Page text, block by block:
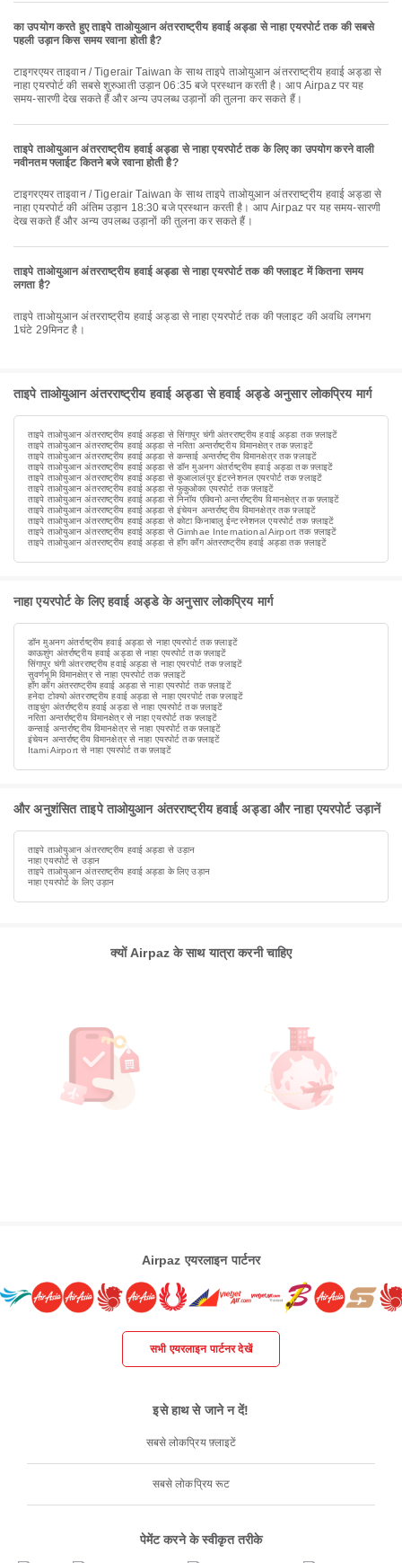
का उपयोग करते हुए ताइपे ताओयुआन अंतरराष्ट्रीय हवाई अड्डा से नाहा एयरपोर्ट तक की सबसे
पहली उड़ान किस समय रवाना होती है?
टाइगरएयर ताइवान / Tigerair Taiwan के साथ ताइपे ताओयुआन अंतरराष्ट्रीय हवाई अड्डा से
नाहा एयरपोर्ट की सबसे शुरुआती उड़ान 06:35 बजे प्रस्थान करती है। आप Airpaz पर यह
समय-सारणी देख सकते हैं और अन्य उपलब्ध उड़ानों की तुलना कर सकते हैं।
ताइपे ताओयुआन अंतरराष्ट्रीय हवाई अड्डा से नाहा एयरपोर्ट तक के लिए का उपयोग करने वाली
नवीनतम फ्लाईट कितने बजे रवाना होती है?
टाइगरएयर ताइवान / Tigerair Taiwan के साथ ताइपे ताओयुआन अंतरराष्ट्रीय हवाई अड्डा से
नाहा एयरपोर्ट की अंतिम उड़ान 18:30 बजे प्रस्थान करती है। आप Airpaz पर यह समय-सारणी
देख सकते हैं और अन्य उपलब्ध उड़ानों की तुलना कर सकते हैं।
ताइपे ताओयुआन अंतरराष्ट्रीय हवाई अड्डा से नाहा एयरपोर्ट तक की फ्लाइट में कितना समय
लगता है?
ताइपे ताओयुआन अंतरराष्ट्रीय हवाई अड्डा से नाहा एयरपोर्ट तक की फ्लाइट की अवधि लगभग
1घंटे 29मिनट है।
ताइपे ताओयुआन अंतरराष्ट्रीय हवाई अड्डा से हवाई अड्डे अनुसार लोकप्रिय मार्ग
ताइपे ताओयुआन अंतरराष्ट्रीय हवाई अड्डा से सिंगापुर चंगी अंतरराष्ट्रीय हवाई अड्डा तक फ़्लाइटें
ताइपे ताओयुआन अंतरराष्ट्रीय हवाई अड्डा से नरिता अन्तर्राष्ट्रीय विमानक्षेत्र तक फ़्लाइटें
ताइपे ताओयुआन अंतरराष्ट्रीय हवाई अड्डा से कन्साई अन्तर्राष्ट्रीय विमानक्षेत्र तक फ़्लाइटें
ताइपे ताओयुआन अंतरराष्ट्रीय हवाई अड्डा से डॉन मुअनग अंतर्राष्ट्रीय हवाई अड्डा तक फ़्लाइटें
ताइपे ताओयुआन अंतरराष्ट्रीय हवाई अड्डा से कुआलालंपुर इंटरनेशनल एयरपोर्ट तक फ़्लाइटें
ताइपे ताओयुआन अंतरराष्ट्रीय हवाई अड्डा से फुकुओका एयरपोर्ट तक फ़्लाइटें
ताइपे ताओयुआन अंतरराष्ट्रीय हवाई अड्डा से निनॉय एक्विनो अन्तर्राष्ट्रीय विमानक्षेत्र तक फ़्लाइटें
ताइपे ताओयुआन अंतरराष्ट्रीय हवाई अड्डा से इंचेयन अन्तर्राष्ट्रीय विमानक्षेत्र तक फ़्लाइटें
ताइपे ताओयुआन अंतरराष्ट्रीय हवाई अड्डा से कोटा किनाबालु ईन्टरनेशनल एयरपोर्ट तक फ़्लाइटें
ताइपे ताओयुआन अंतरराष्ट्रीय हवाई अड्डा से Gimhae International Airport तक फ़्लाइटें
ताइपे ताओयुआन अंतरराष्ट्रीय हवाई अड्डा से हॉंग कॉंग अंतरराष्ट्रीय हवाई अड्डा तक फ़्लाइटें
नाहा एयरपोर्ट के लिए हवाई अड्डे के अनुसार लोकप्रिय मार्ग
डॉन मुअनग अंतर्राष्ट्रीय हवाई अड्डा से नाहा एयरपोर्ट तक फ़्लाइटें
काऊशुंग अंतर्राष्ट्रीय हवाई अड्डा से नाहा एयरपोर्ट तक फ़्लाइटें
सिंगापुर चंगी अंतरराष्ट्रीय हवाई अड्डा से नाहा एयरपोर्ट तक फ़्लाइटें
सुवर्णभूमि विमानक्षेत्र से नाहा एयरपोर्ट तक फ़्लाइटें
हॉंग कॉंग अंतरराष्ट्रीय हवाई अड्डा से नाहा एयरपोर्ट तक फ़्लाइटें
हनेदा टोक्यो अंतरराष्ट्रीय हवाई अड्डा से नाहा एयरपोर्ट तक फ़्लाइटें
ताइचुंग अंतर्राष्ट्रीय हवाई अड्डा से नाहा एयरपोर्ट तक फ़्लाइटें
नरिता अन्तर्राष्ट्रीय विमानक्षेत्र से नाहा एयरपोर्ट तक फ़्लाइटें
कन्साई अन्तर्राष्ट्रीय विमानक्षेत्र से नाहा एयरपोर्ट तक फ़्लाइटें
इंचेयन अन्तर्राष्ट्रीय विमानक्षेत्र से नाहा एयरपोर्ट तक फ़्लाइटें
Itami Airport से नाहा एयरपोर्ट तक फ़्लाइटें
और अनुशंसित ताइपे ताओयुआन अंतरराष्ट्रीय हवाई अड्डा और नाहा एयरपोर्ट उड़ानें
ताइपे ताओयुआन अंतरराष्ट्रीय हवाई अड्डा से उड़ान
नाहा एयरपोर्ट से उड़ान
ताइपे ताओयुआन अंतरराष्ट्रीय हवाई अड्डा के लिए उड़ान
नाहा एयरपोर्ट के लिए उड़ान
क्यों Airpaz के साथ यात्रा करनी चाहिए
Airpaz एयरलाइन पार्टनर
सभी एयरलाइन पार्टनर देखें
इसे हाथ से जाने न दें!
सबसे लोकप्रिय फ़्लाइटें
सबसे लोकप्रिय रूट
पेमेंट करने के स्वीकृत तरीके